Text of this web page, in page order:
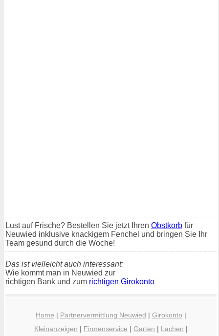
Lust auf Frische? Bestellen Sie jetzt Ihren Obstkorb für
Neuwied inklusive knackigem Fenchel und bringen Sie Ihr
Team gesund durch die Woche!
Das ist vielleicht auch interessant:
Wie kommt man in Neuwied zur
richtigen Bank und zum richtigen Girokonto
Home | Partnervermittlung Neuwied | Girokonto |
Kleinanzeigen | Firmenservice | Garten | Lachen |